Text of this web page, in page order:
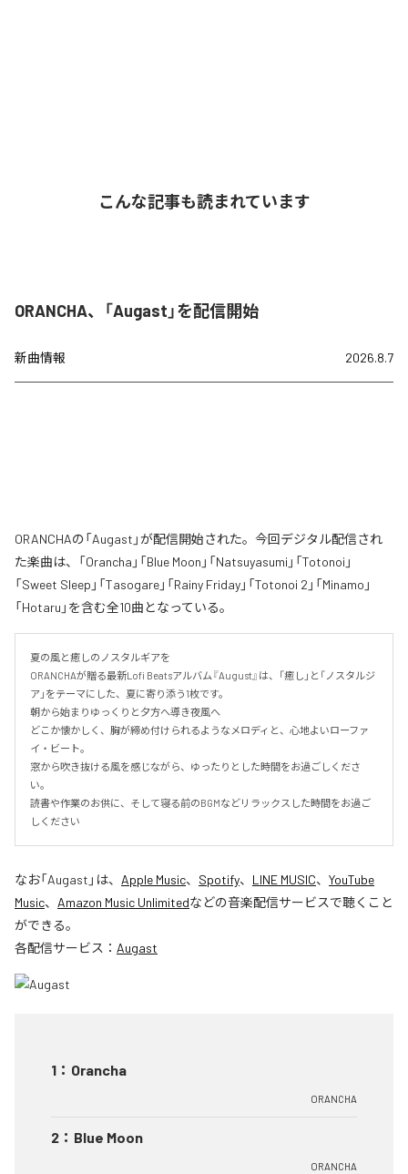
こんな記事も読まれています
ORANCHA、「Augast」を配信開始
新曲情報 2026.8.7
ORANCHAの「Augast」が配信開始された。今回デジタル配信され
た楽曲は、「Orancha」「Blue Moon」「Natsuyasumi」「Totonoi」
「Sweet Sleep」「Tasogare」「Rainy Friday」「Totonoi 2」「Minamo」
「Hotaru」を含む全10曲となっている。
夏の風と癒しのノスタルギアを
ORANCHAが贈る最新Lofi Beatsアルバム『August』は、「癒し」と「ノスタルジ
ア」をテーマにした、夏に寄り添う1枚です。
朝から始まりゆっくりと夕方へ導き夜風へ
どこか懐かしく、胸が締め付けられるようなメロディと、心地よいローファ
イ・ビート。
窓から吹き抜ける風を感じながら、ゆったりとした時間をお過ごしくださ
い。
読書や作業のお供に、そして寝る前のBGMなどリラックスした時間をお過ご
しください
なお「Augast 」は、 Apple Music、 Spotify、 LINE MUSIC、 YouTube
Music、 Amazon Music Unlimitedなどの音楽配信サービスで聴くこと
ができる。
各配信サービス： Augast
1 ： Orancha
ORANCHA
2 ： Blue Moon
ORANCHA